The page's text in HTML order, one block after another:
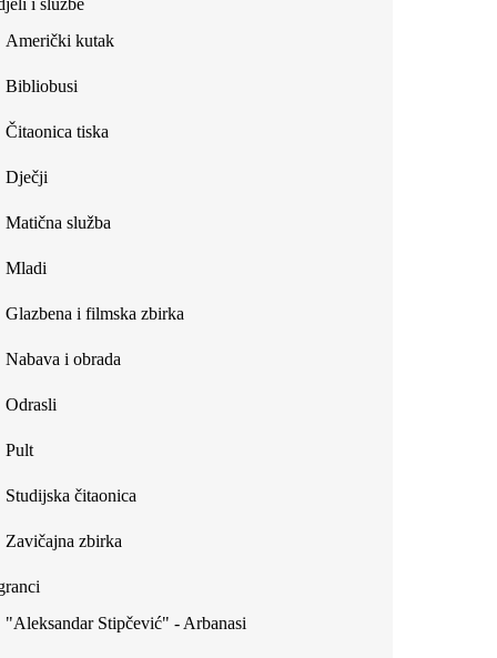
external)
i službe
Američki kutak
Bibliobusi
Čitaonica tiska
Dječji
Matična služba
Mladi
Glazbena i filmska zbirka
Nabava i obrada
Odrasli
Pult
Studijska čitaonica
Zavičajna zbirka
"Aleksandar Stipčević" - Arbanasi